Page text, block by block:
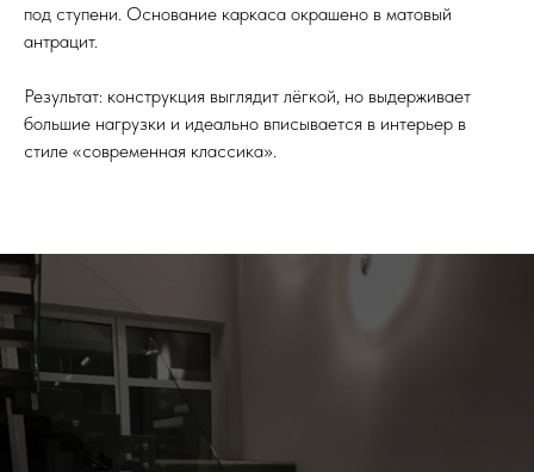
под ступени. Основание каркаса окрашено в матовый
антрацит.
Результат: конструкция выглядит лёгкой, но выдерживает
большие нагрузки и идеально вписывается в интерьер в
стиле «современная классика».